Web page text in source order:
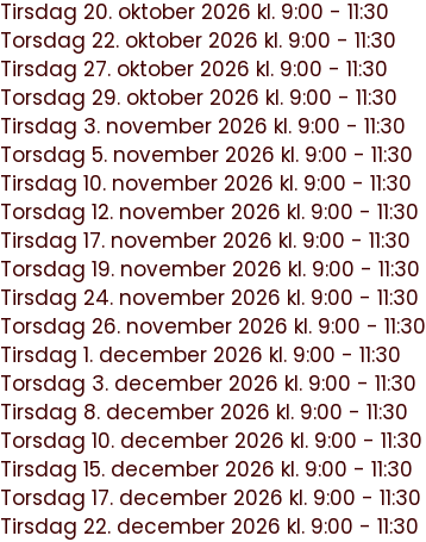
Tirsdag 20. oktober 2026 kl. 9:00 - 11:30
Torsdag 22. oktober 2026 kl. 9:00 - 11:30
Tirsdag 27. oktober 2026 kl. 9:00 - 11:30
Torsdag 29. oktober 2026 kl. 9:00 - 11:30
Tirsdag 3. november 2026 kl. 9:00 - 11:30
Torsdag 5. november 2026 kl. 9:00 - 11:30
Tirsdag 10. november 2026 kl. 9:00 - 11:30
Torsdag 12. november 2026 kl. 9:00 - 11:30
Tirsdag 17. november 2026 kl. 9:00 - 11:30
Torsdag 19. november 2026 kl. 9:00 - 11:30
Tirsdag 24. november 2026 kl. 9:00 - 11:30
Torsdag 26. november 2026 kl. 9:00 - 11:30
Tirsdag 1. december 2026 kl. 9:00 - 11:30
Torsdag 3. december 2026 kl. 9:00 - 11:30
Tirsdag 8. december 2026 kl. 9:00 - 11:30
Torsdag 10. december 2026 kl. 9:00 - 11:30
Tirsdag 15. december 2026 kl. 9:00 - 11:30
Torsdag 17. december 2026 kl. 9:00 - 11:30
Tirsdag 22. december 2026 kl. 9:00 - 11:30